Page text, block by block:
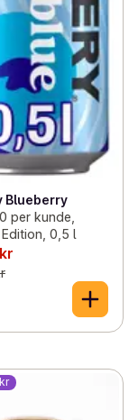
Blueberry
per kunde,
0,5 l